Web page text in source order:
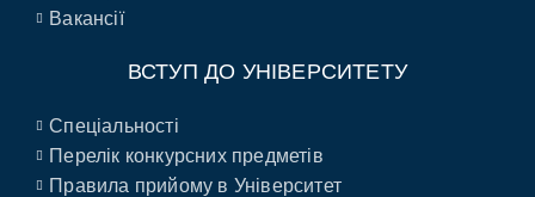
Вакансії
ВСТУП ДО УНІВЕРСИТЕТУ
Спеціальності
Перелік конкурсних предметів
Правила прийому в Університет